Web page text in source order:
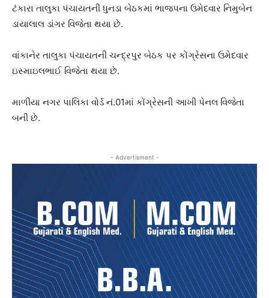
ટંકારા તાલુકા પંચાયતની ધુનડા બેઠકમાં ભાજપના ઉમેદવાર નિમુબેન
ડાયાલાલ ડાંગર વિજેતા થયા છે.
વાંકાનેર તાલુકા પંચાયતની ચન્દ્રપુર બેઠક પર કોંગ્રેસના ઉમેદવાર
ઇસ્માઇલભાઈ વિજેતા થયા છે.
માળીયા નગર પાલિકા વોર્ડ નં.01માં કોંગ્રેસની આખી પેનલ વિજેતા
બની છે.
- Advertisment -